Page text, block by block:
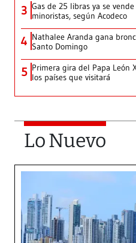
3 Gas de 25 libras ya se
minoristas, según Acodeco
4 Nathalee Aranda gana
Santo Domingo
5 Primera gira del Papa León
los países que visitará
Lo Nuevo